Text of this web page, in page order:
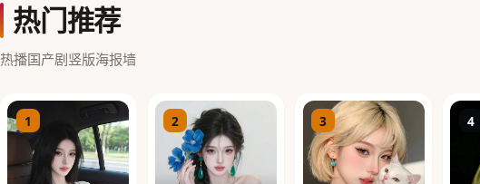
热门推荐
热播国产剧竖版海报墙
1 2 3 4